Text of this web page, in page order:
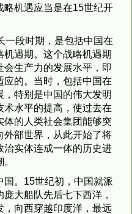
略机遇应当是在15世纪开
一段时期，是包括中国在
遇期。这个战略机遇期
生产力的发展水平，即
的。当时，包括中国在
特别是中国的伟大发明
水平的提高，使过去在
的人类社会集团能够突
外部世界，从此开始了将
治实体连成一体的历史进
。15世纪初，中国就派
大船队先后七下西洋，
，向西穿越印度洋，最远